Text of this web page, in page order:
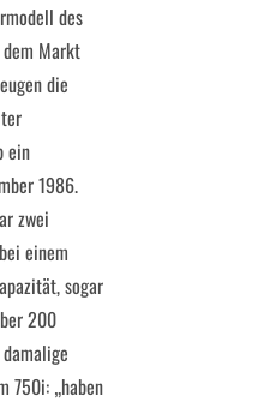
des
Markt
die
ein
1986.
zwei
einem
sogar
200
750i: „haben